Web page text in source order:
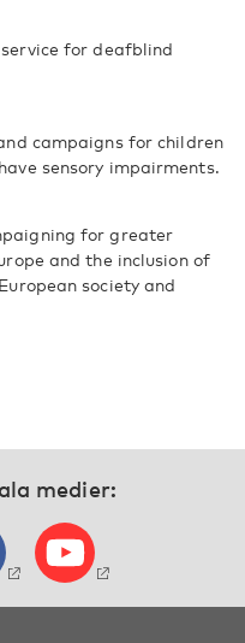
for deafblind
campaigns for children
sensory impairments.
for greater
and the inclusion of
society and
medier: